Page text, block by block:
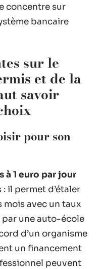
concentre sur
bancaire
sur le
et de la
savoir
pour son
à 1 euro par jour
il permet d’étaler
mois avec un taux
par une auto-école
d’un organisme
un financement
peuvent